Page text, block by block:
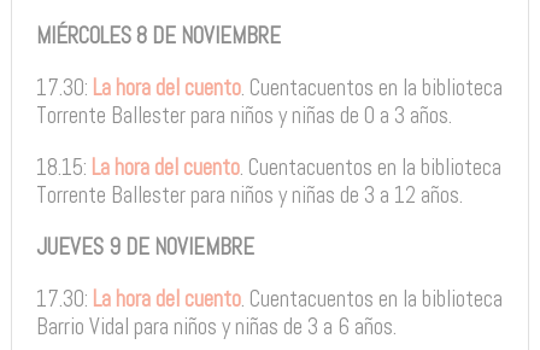
MIÉRCOLES 8 DE NOVIEMBRE
17.30: La hora del cuento. Cuentacuentos en la biblioteca
Torrente Ballester para niños y niñas de 0 a 3 años.
18.15: La hora del cuento. Cuentacuentos en la biblioteca
Torrente Ballester para niños y niñas de 3 a 12 años.
JUEVES 9 DE NOVIEMBRE
17.30: La hora del cuento. Cuentacuentos en la biblioteca
Barrio Vidal para niños y niñas de 3 a 6 años.